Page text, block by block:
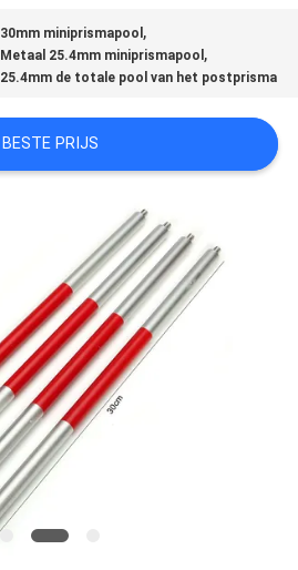
30mm miniprismapool ,
Metaal 25.4mm miniprismapool ,
25.4mm de totale pool van het postprisma
BESTE PRIJS